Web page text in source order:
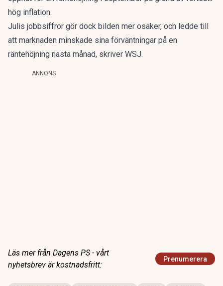
hög inflation.
Julis jobbsiffror gör dock bilden mer osäker, och ledde till
att marknaden minskade sina förväntningar på en
räntehöjning nästa månad, skriver WSJ.
ANNONS
Läs mer från Dagens PS - vårt
nyhetsbrev är kostnadsfritt:
Prenumerera